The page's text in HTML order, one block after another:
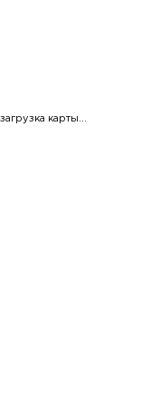
загрузка карты...